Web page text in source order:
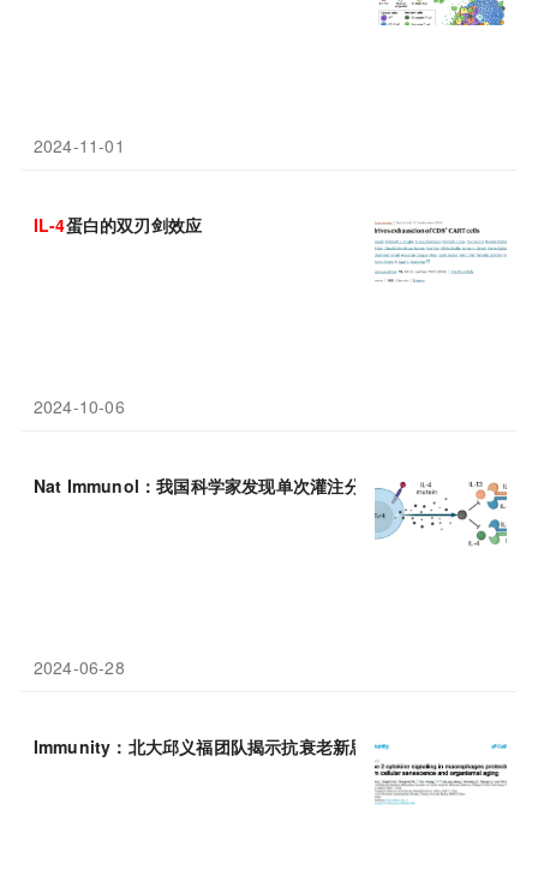
2024-11-01
IL-4蛋白的双刃剑效应
2024-10-06
Nat Immunol：我国科学家发现单次灌注分泌IL-4 突变蛋白的长
2024-06-28
Immunity：北大邱义福团队揭示抗衰老新思路， 治疗可缓解